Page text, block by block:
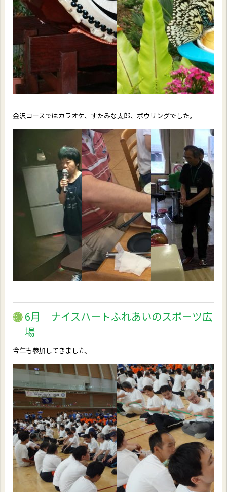
金沢コースではカラオケ、すたみな太郎、ボウリングでした。
6月 ナイスハートふれあいのスポーツ広
場
今年も参加してきました。